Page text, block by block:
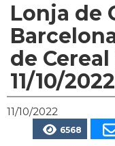
Lonja de
de Cereal
11/10/
11/10/2022
6568